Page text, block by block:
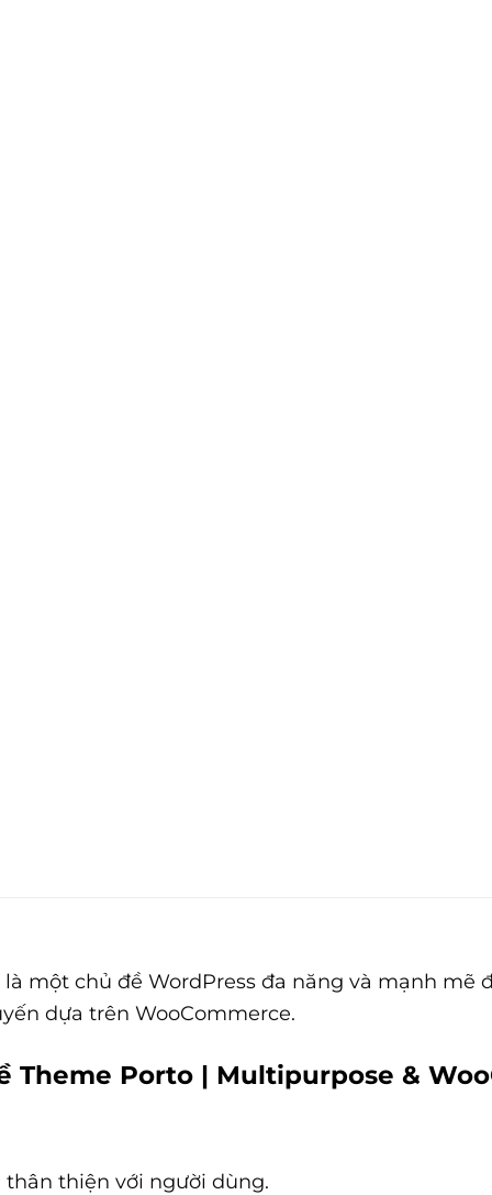
là một chủ đề WordPress đa năng và mạnh
dựa trên WooCommerce.
Theme Porto | Multipurpose &
thiện với người dùng.